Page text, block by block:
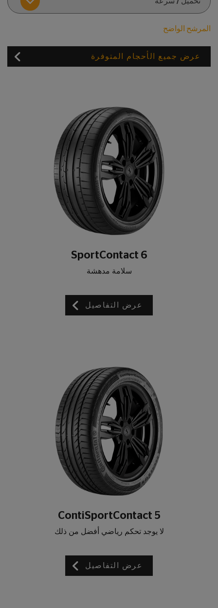
المرشح الواضح
عرض جميع الأحجام المتوفرة
SportContact 6
سلامة مدهشة
عرض التفاصيل
ContiSportContact 5
لا يوجد تحكم رياضي أفضل من ذلك
عرض التفاصيل